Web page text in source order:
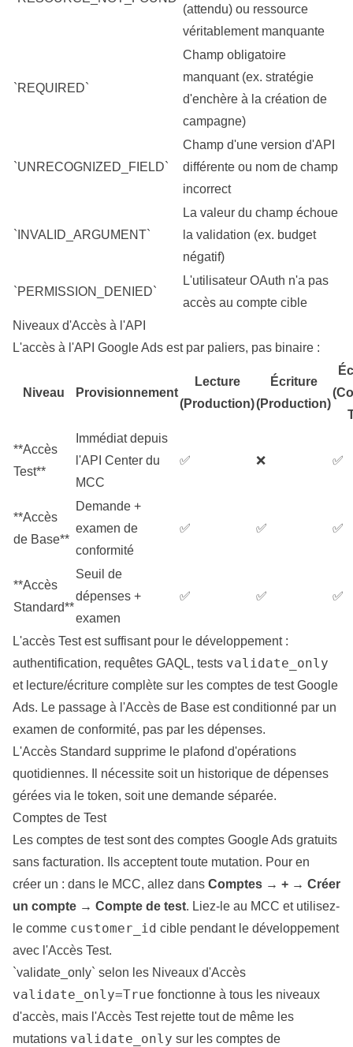
(attendu) ou ressource
véritablement manquante
`REQUIRED`
Champ obligatoire
manquant (ex. stratégie
d'enchère à la création de
campagne)
`UNRECOGNIZED_FIELD`
Champ d'une version d'API
différente ou nom de champ
incorrect
`INVALID_ARGUMENT`
La valeur du champ échoue
la validation (ex. budget
négatif)
`PERMISSION_DENIED`
L'utilisateur OAuth n'a pas
accès au compte cible
Niveaux d'Accès à l'API
L'accès à l'API Google Ads est par paliers, pas binaire :
Niveau Provisionnement
Lecture
(Production)
Écriture
(Production)
**Accès
Test**
Immédiat depuis
l'API Center du
MCC
✅ ❌ ✅
**Accès
de Base**
Demande +
examen de
conformité
✅ ✅ ✅
**Accès
Standard**
Seuil de
dépenses +
examen
✅ ✅ ✅
L'accès Test est suffisant pour le développement :
authentification, requêtes GAQL, tests validate_only
et lecture/écriture complète sur les comptes de test Google
Ads. Le passage à l'Accès de Base est conditionné par un
examen de conformité, pas par les dépenses.
L'Accès Standard supprime le plafond d'opérations
quotidiennes. Il nécessite soit un historique de dépenses
gérées via le token, soit une demande séparée.
Comptes de Test
Les comptes de test sont des comptes Google Ads gratuits
sans facturation. Ils acceptent toute mutation. Pour en
créer un : dans le MCC, allez dans Comptes → + → Créer
un compte → Compte de test. Liez-le au MCC et utilisez-
le comme customer_id cible pendant le développement
avec l'Accès Test.
`validate_only` selon les Niveaux d'Accès
validate_only=True fonctionne à tous les niveaux
d'accès, mais l'Accès Test rejette tout de même les
mutations validate_only sur les comptes de